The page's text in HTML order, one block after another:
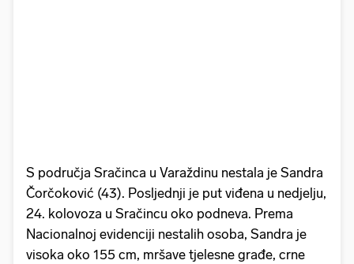
S područja Sračinca u Varaždinu nestala je Sandra
Čorčoković (43). Posljednji je put viđena u nedjelju,
24. kolovoza u Sračincu oko podneva. Prema
Nacionalnoj evidenciji nestalih osoba, Sandra je
visoka oko 155 cm, mršave tjelesne građe, crne